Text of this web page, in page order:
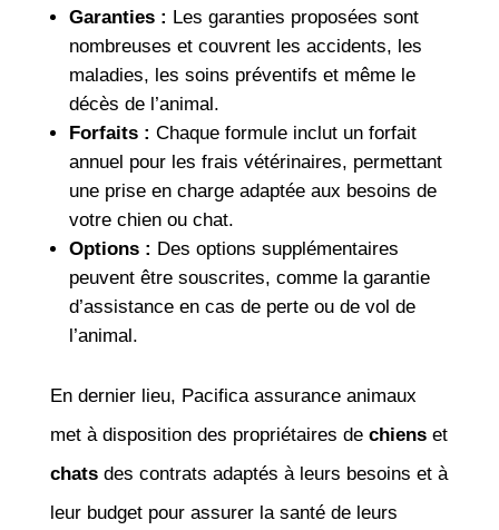
Garanties : Les garanties proposées sont
nombreuses et couvrent les accidents, les
maladies, les soins préventifs et même le
décès de l’animal.
Forfaits : Chaque formule inclut un forfait
annuel pour les frais vétérinaires, permettant
une prise en charge adaptée aux besoins de
votre chien ou chat.
Options : Des options supplémentaires
peuvent être souscrites, comme la garantie
d’assistance en cas de perte ou de vol de
l’animal.
En dernier lieu, Pacifica assurance animaux
met à disposition des propriétaires de chienset
chatsdes contrats adaptés à leurs besoins et à
leur budget pour assurer la santé de leurs